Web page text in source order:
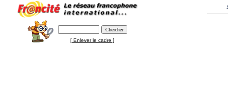
[ Enlever le cadre ]